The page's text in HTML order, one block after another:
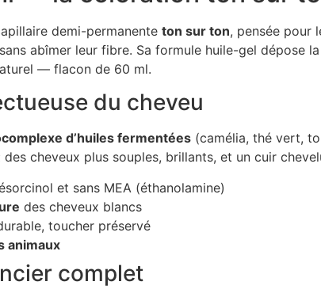
demi-permanente ton sur ton, pensée pour
abîmer leur fibre. Sa formule huile-gel dépose
— flacon de 60 ml.
du cheveu
d’huiles fermentées (camélia, thé vert,
cheveux plus souples, brillants, et un cuir
et sans MEA (éthanolamine)
des cheveux blancs
toucher préservé
animaux
complet